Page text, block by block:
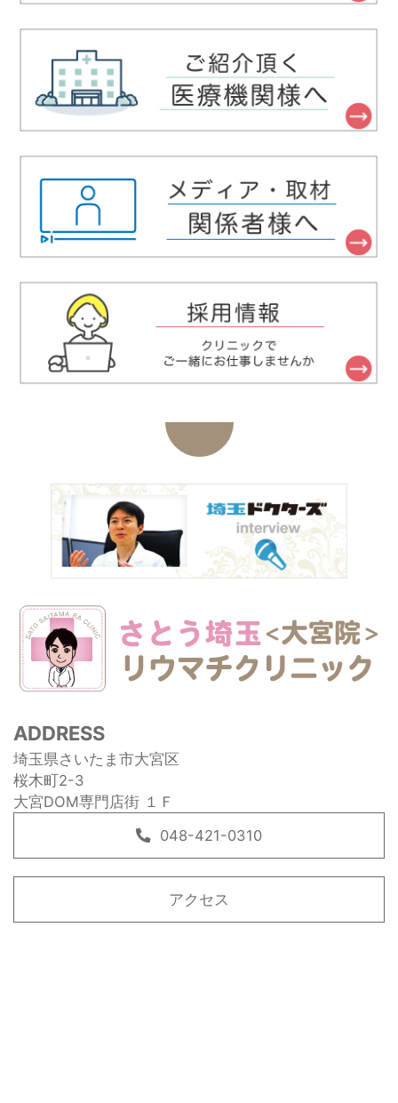
ADDRESS
埼玉県さいたま市大宮区
桜木町2-3
大宮DOM専門店街 １Ｆ
048-421-0310
アクセス